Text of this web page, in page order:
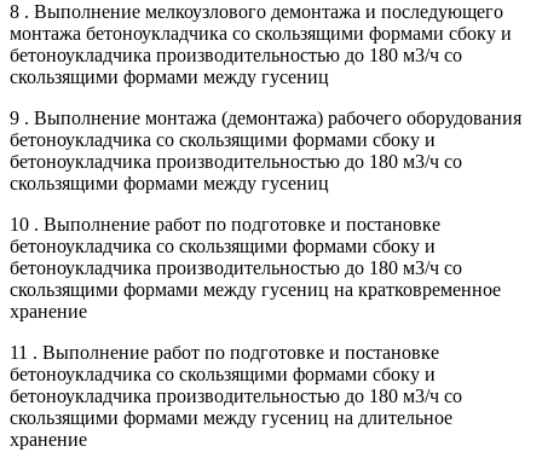
8 . Выполнение мелкоузлового демонтажа и последующего
монтажа бетоноукладчика со скользящими формами сбоку и
бетоноукладчика производительностью до 180 м3/ч со
скользящими формами между гусениц
9 . Выполнение монтажа (демонтажа) рабочего оборудования
бетоноукладчика со скользящими формами сбоку и
бетоноукладчика производительностью до 180 м3/ч со
скользящими формами между гусениц
10 . Выполнение работ по подготовке и постановке
бетоноукладчика со скользящими формами сбоку и
бетоноукладчика производительностью до 180 м3/ч со
скользящими формами между гусениц на кратковременное
хранение
11 . Выполнение работ по подготовке и постановке
бетоноукладчика со скользящими формами сбоку и
бетоноукладчика производительностью до 180 м3/ч со
скользящими формами между гусениц на длительное
хранение